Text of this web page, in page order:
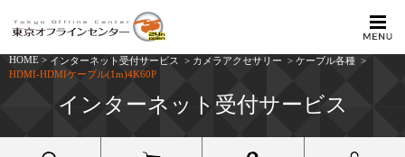
HOME > インターネット受付サービス > カメラアクセサリー > ケーブル各種 >
HDMI-HDMIケーブル(1m)4K60P
インターネット受付サービス